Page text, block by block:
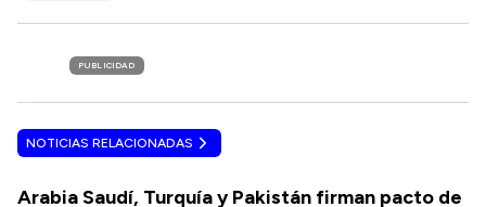
PUBLICIDAD
NOTICIAS RELACIONADAS
Arabia Saudí, Turquía y Pakistán firman pacto de